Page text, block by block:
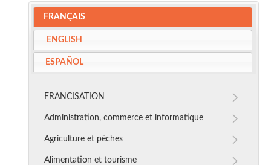
FRANÇAIS
ENGLISH
ESPAÑOL
FRANCISATION
Administration, commerce et informatique
Agriculture et pêches
Alimentation et tourisme